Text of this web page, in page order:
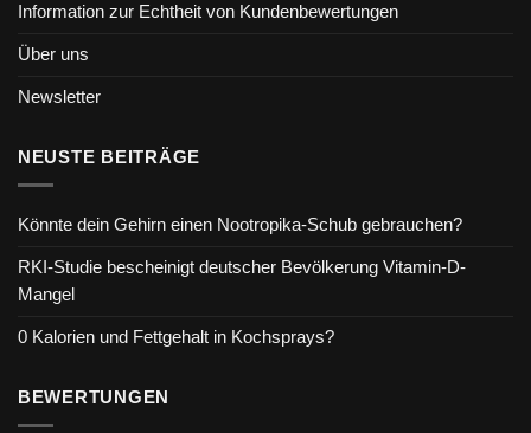
Information zur Echtheit von Kundenbewertungen
Über uns
Newsletter
NEUSTE BEITRÄGE
Könnte dein Gehirn einen Nootropika-Schub gebrauchen?
RKI-Studie bescheinigt deutscher Bevölkerung Vitamin-D-
Mangel
0 Kalorien und Fettgehalt in Kochsprays?
BEWERTUNGEN